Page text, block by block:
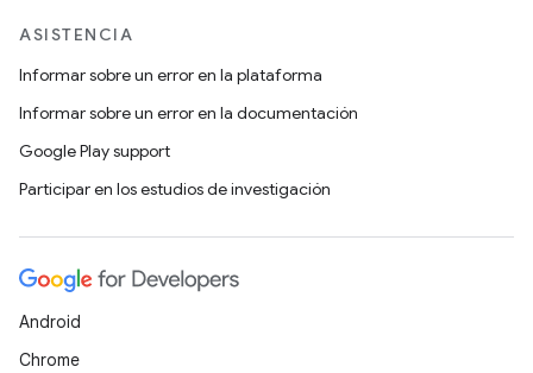
ASISTENCIA
Informar sobre un error en la plataforma
Informar sobre un error en la documentación
Google Play support
Participar en los estudios de investigación
Android
Chrome